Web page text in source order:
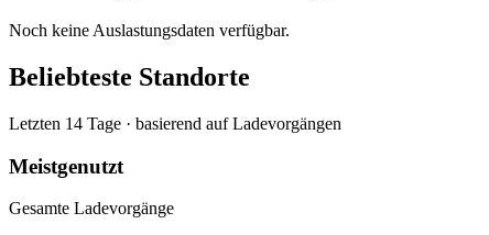
Noch keine Auslastungsdaten verfügbar.
Beliebteste Standorte
Letzten 14 Tage · basierend auf Ladevorgängen
Meistgenutzt
Gesamte Ladevorgänge